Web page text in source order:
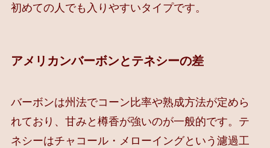
初めての人でも入りやすいタイプです。
アメリカンバーボンとテネシーの差
バーボンは州法でコーン比率や熟成方法が定めら
れており、甘みと樽香が強いのが一般的です。テ
ネシーはチャコール・メローイングという濾過工